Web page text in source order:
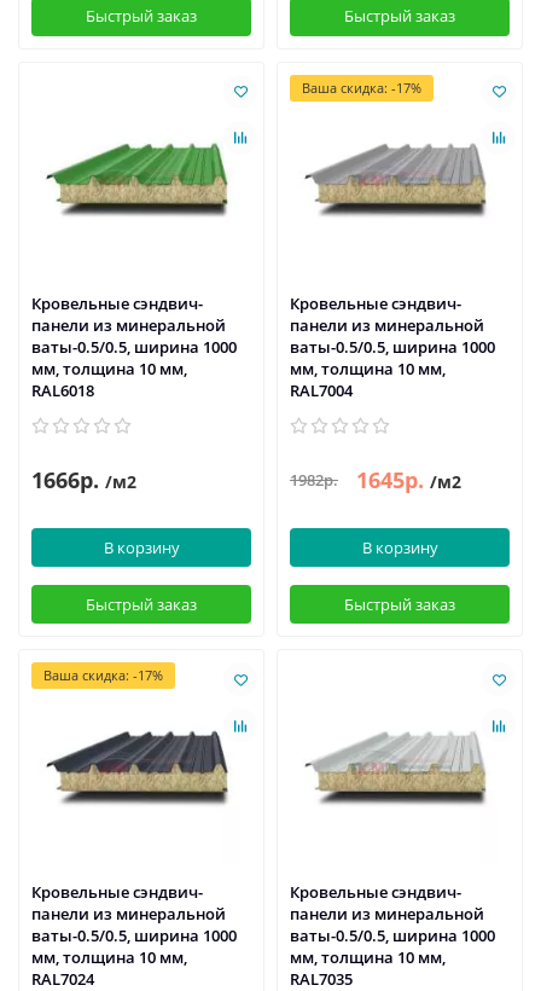
Быстрый заказ Быстрый заказ
Кровельные сэндвич-
панели из минеральной
ваты-0.5/0.5, ширина 1000
мм, толщина 10 мм,
RAL6018
1666р. /м2
В корзину
Быстрый заказ
Ваша скидка: -17%
Кровельные сэндвич-
панели из минеральной
ваты-0.5/0.5, ширина 1000
мм, толщина 10 мм,
RAL7004
1982р. 1645р. /м2
В корзину
Быстрый заказ
Ваша скидка: -17%
Кровельные сэндвич-
панели из минеральной
ваты-0.5/0.5, ширина 1000
мм, толщина 10 мм,
RAL7024
Кровельные сэндвич-
панели из минеральной
ваты-0.5/0.5, ширина 1000
мм, толщина 10 мм,
RAL7035